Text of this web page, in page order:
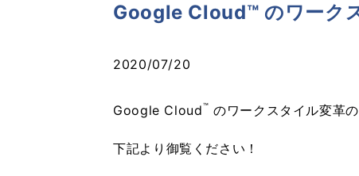
Google Cloud™ のワーク
2020/07/20
Google Cloud™ のワークスタイル変革
下記より御覧ください！